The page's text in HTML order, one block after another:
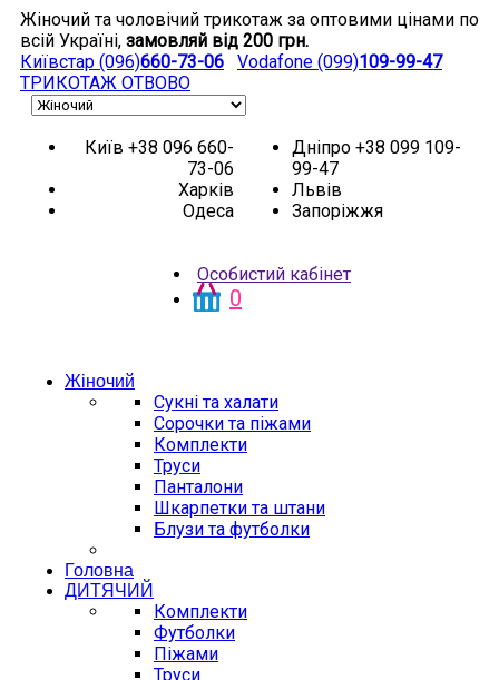
Жіночий та чоловічий трикотаж за оптовими цінами по
всій Україні, замовляй від 200 грн.
Київстар (096)660-73-06 Vodafone (099)109-99-47
ТРИКОТАЖ ОТВОВО
Київ +38 096 660-
73-06
Харків
Одеса
Дніпро +38 099 109-
99-47
Львів
Запоріжжя
Особистий кабінет
0
Жіночий
Сукні та халати
Сорочки та піжами
Комплекти
Труси
Панталони
Шкарпетки та штани
Блузи та футболки
Головна
ДИТЯЧИЙ
Комплекти
Футболки
Піжами
Труси